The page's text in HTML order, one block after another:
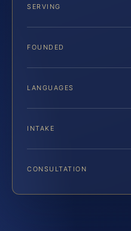
SERVING
FOUNDED
LANGUAGES
INTAKE
CONSULTATION